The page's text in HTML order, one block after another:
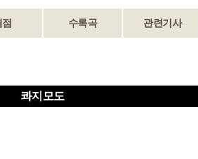
점 수록곡 관련기사
콰지모도